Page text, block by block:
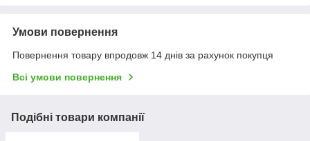
Умови повернення
Повернення товару впродовж 14 днів за рахунок покупця
Всі умови повернення
Подібні товари компанії